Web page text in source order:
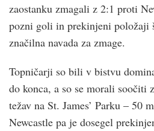
zaostanku zmagali z 2:1 proti
pozni goli in prekinjeni položaji
značilna navada za zmage.
Topničarji so bili v bistvu
do konca, a so se morali soočiti
težav na St. James’ Parku – 50
Newcastle pa je dosegel